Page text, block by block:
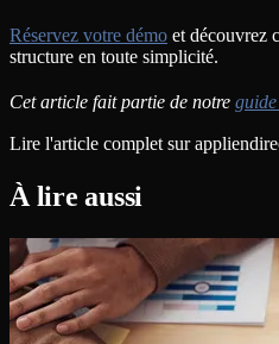
Réservez votre démo et découvrez
structure en toute simplicité.
Cet article fait partie de notre
Lire l'article complet sur
À lire aussi